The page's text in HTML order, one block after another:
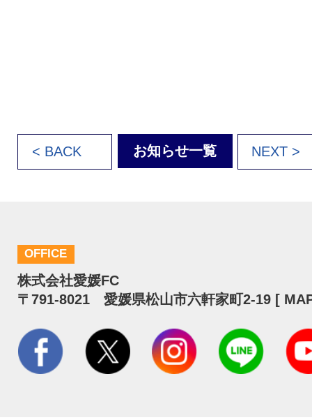
< BACK お知らせ一覧 NEXT >
OFFICE
株式会社愛媛FC
〒791-8021 愛媛県松山市六軒家町2-19 [